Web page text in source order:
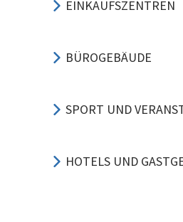
EINKAUFSZENTREN
BÜROGEBÄUDE
SPORT UND
HOTELS UND